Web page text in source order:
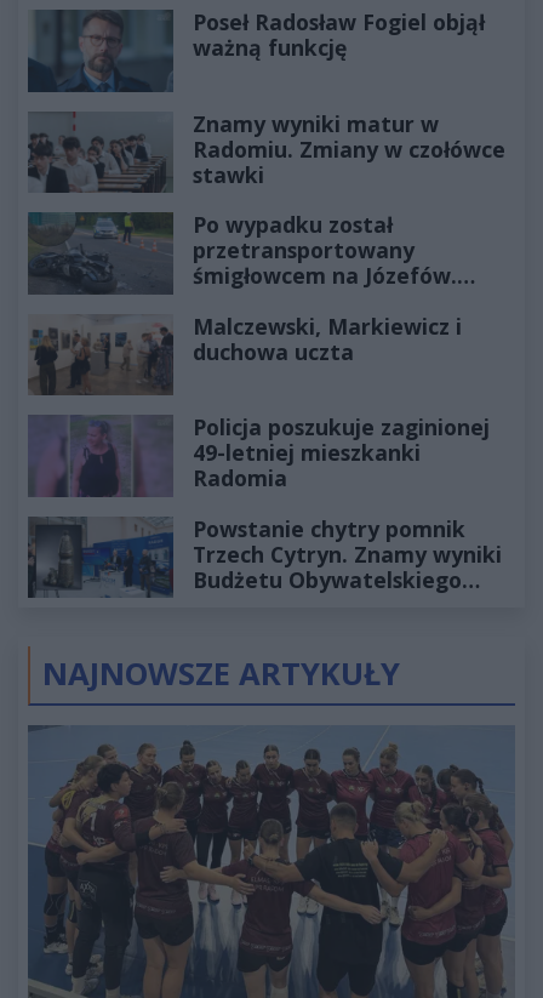
Poseł Radosław Fogiel objął
ważną funkcję
Znamy wyniki matur w
Radomiu. Zmiany w czołówce
stawki
Po wypadku został
przetransportowany
śmigłowcem na Józefów.
Malczewski, Markiewicz i
duchowa uczta
Policja poszukuje zaginionej
49-letniej mieszkanki
Radomia
Powstanie chytry pomnik
Trzech Cytryn. Znamy wyniki
Budżetu Obywatelskiego
NAJNOWSZE ARTYKUŁY